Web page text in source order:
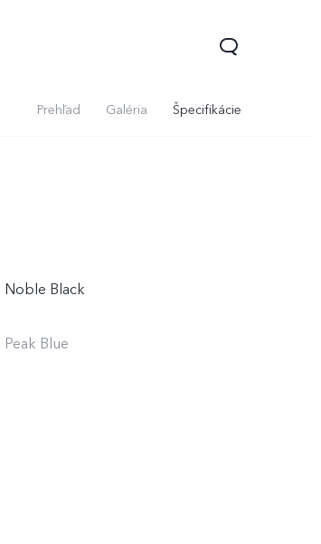
Prehľad Galéria Špecifikácie
Noble Black
Peak Blue